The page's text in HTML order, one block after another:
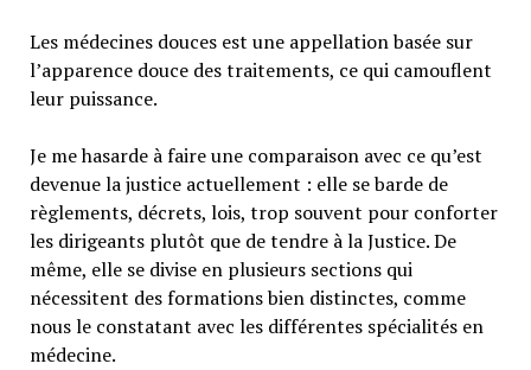
Les médecines douces est une appellation basée sur
l’apparence douce des traitements, ce qui camouflent
leur puissance.
Je me hasarde à faire une comparaison avec ce qu’est
devenue la justice actuellement : elle se barde de
règlements, décrets, lois, trop souvent pour conforter
les dirigeants plutôt que de tendre à la Justice. De
même, elle se divise en plusieurs sections qui
nécessitent des formations bien distinctes, comme
nous le constatant avec les différentes spécialités en
médecine.